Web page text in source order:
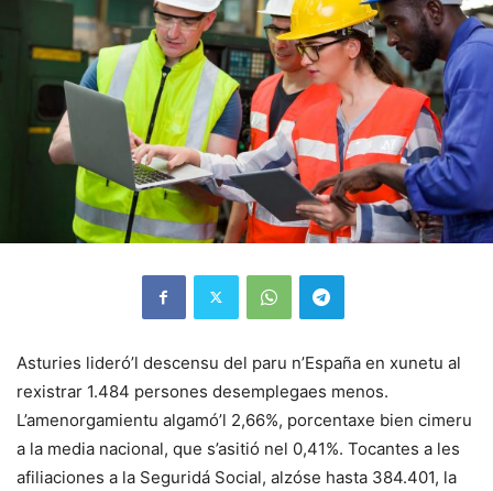
Asturies lideró’l descensu del paru n’España en xunetu al
rexistrar 1.484 persones desemplegaes menos.
L’amenorgamientu algamó’l 2,66%, porcentaxe bien cimeru
a la media nacional, que s’asitió nel 0,41%. Tocantes a les
afiliaciones a la Seguridá Social, alzóse hasta 384.401, la